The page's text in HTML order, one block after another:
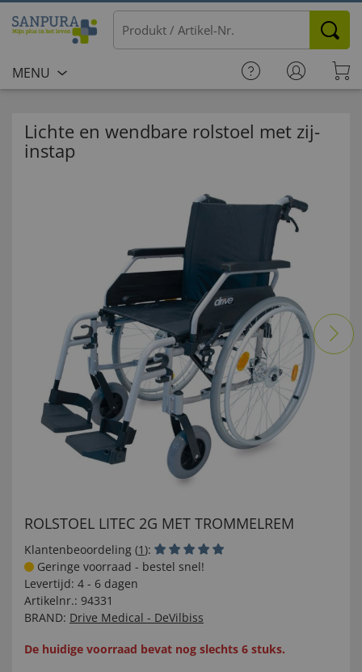
MENU
Lichte en wendbare rolstoel met zij-
instap
ROLSTOEL LITEC 2G MET TROMMELREM
Klantenbeoordeling (1):
Geringe voorraad - bestel snel!
Levertijd: 4 - 6 dagen
Artikelnr.: 94331
BRAND: Drive Medical - DeVilbiss
De huidige voorraad bevat nog slechts 6 stuks.